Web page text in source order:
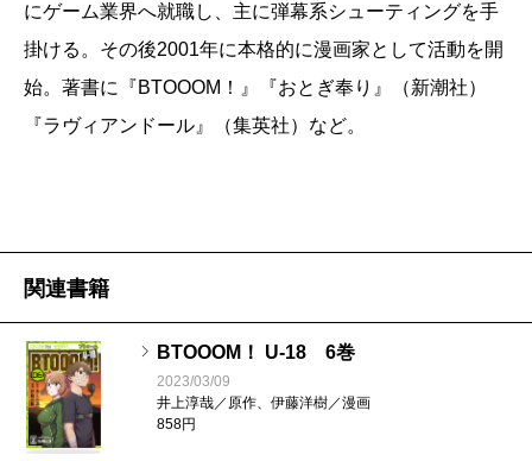
にゲーム業界へ就職し、主に弾幕系シューティングを手
掛ける。その後2001年に本格的に漫画家として活動を開
始。著書に『BTOOOM！』『おとぎ奉り』（新潮社）
『ラヴィアンドール』（集英社）など。
関連書籍
BTOOOM！ U-18 6巻
2023/03/09
井上淳哉／原作、伊藤洋樹／漫画
858円